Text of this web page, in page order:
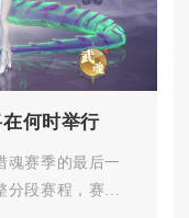
何时举行
魂赛季的最后一
分段赛程，赛事